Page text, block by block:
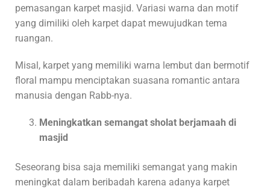
pemasangan karpet masjid. Variasi warna dan motif
yang dimiliki oleh karpet dapat mewujudkan tema
ruangan.
Misal, karpet yang memiliki warna lembut dan bermotif
floral mampu menciptakan suasana romantic antara
manusia dengan Rabb-nya.
Meningkatkan semangat sholat berjamaah di
masjid
Seseorang bisa saja memiliki semangat yang makin
meningkat dalam beribadah karena adanya karpet